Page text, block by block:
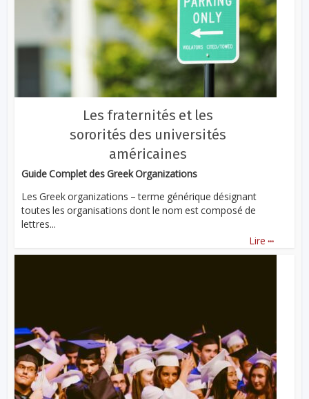
Les fraternités et les
sororités des universités
américaines
Guide Complet des Greek Organizations
Les Greek organizations – terme générique désignant
toutes les organisations dont le nom est composé de
lettres...
Lire ...